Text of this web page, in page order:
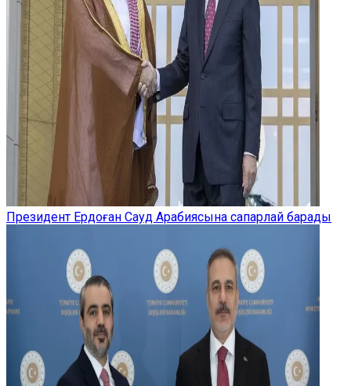
Президент Ердоған Сауд Арабиясына сапарлай барады